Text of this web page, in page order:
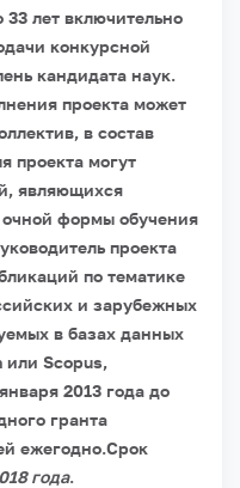
33 лет включительно
конкурсной
кандидата наук.
проекта может
в состав
проекта могут
являющихся
формы обучения
проекта
по тематике
и зарубежных
в базах данных
или Scopus,
2013 года до
гранта
ежегодно.Срок
года.